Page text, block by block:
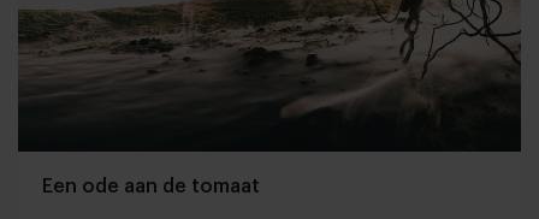
Een ode aan de tomaat